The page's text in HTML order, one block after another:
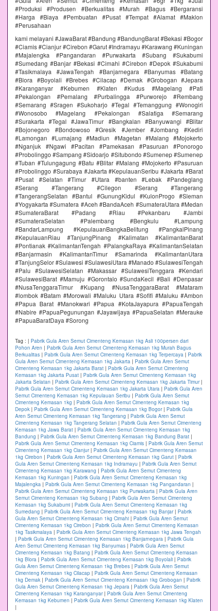
#Produksi #Produsen #Berkualitas #Murah #Bagus #Bergaransi
#Harga #Biaya #Pembuatan #Pusat #Tempat #Alamat #Maklon
#Perusahaan
kami melayani #JawaBarat #Bandung #BandungBarat #Bekasi #Bogor
#Ciamis #Cianjur #Cirebon #Garut #Indramayu #Karawang #Kuningan
#Majalengka #Pangandaran #Purwakarta #Subang #Sukabumi
#Sumedang #Banjar #Bekasi #Cimahi #Cirebon #Depok #Sukabumi
#Tasikmalaya #JawaTengah #Banjarnegara #Banyumas #Batang
#Blora #Boyolali #Brebes #Cilacap #Demak #Grobogan #Jepara
#Karanganyar #Kebumen #Klaten #Kudus #Magelang #Pati
#Pekalongan #Pemalang #Purbalingga #Purworejo #Rembang
#Semarang #Sragen #Sukoharjo #Tegal #Temanggung #Wonogiri
#Wonosobo #Magelang #Pekalongan #Salatiga #Semarang
#Surakarta #Tegal #JawaTimur #Bangkalan #Banyuwangi #Blitar
#Bojonegoro #Bondowoso #Gresik #Jember #Jombang #Kediri
#Lamongan #Lumajang #Madiun #Magetan #Malang #Mojokerto
#Nganjuk #Ngawi #Pacitan #Pamekasan #Pasuruan #Ponorogo
#Probolinggo #Sampang #Sidoarjo #Situbondo #Sumenep #Sumenep
#Tuban #Tulungagung #Batu #Blitar #Malang #Mojokerto #Pasuruan
#Probolinggo #Surabaya #Jakarta #KepulauanSeribu #Jakarta #Barat
#Pusat #Selatan #Timur #Utara #banten #Lebak #Pandeglang
#Serang #Tangerang #Cilegon #Serang #Tangerang
#TangerangSelatan #Bantul #GunungKidul #KulonProgo #Sleman
#Yogyakarta #Sumatera #Aceh #BandaAceh #SumateraUtara #Medan
#SumateraBarat #Padang #Riau #Pekanbaru #Jambi
#SumateraSelatan #Palembang #Bengkulu #Lampung
#BandarLampung #KepulauanBangkaBelitung #PangkalPinang
#KepulauanRiau #TanjungPinang #Kalimatan #KalimantanBarat
#Pontianak #KalimantanTengah #PalangkaRaya #KalimantanSelatan
#Banjarmasin #KalimantanTimur #Samarinda #KalimantanUtara
#TanjungSelor #Sulawesi #SulawesiUtara #Manado #SulawesiTengah
#Palu #SulawesiSelatan #Makassar #SulawesiTenggara #Kendari
#SulawesiBarat #Mamuju #Gorontalo #SundaKecil #Bali #Denpasar
#NusaTenggaraTimur #Kupang #NusaTenggaraBarat #Mataram
#lombok #Batam #Morowali #Maluku Utara #Sofifi #Maluku #Ambon
#Papua Barat #Manokwari #Papua #KotaJayapura #PapuaTengah
#Nabire #PapuaPegunungan #Jayawijaya #PapuaSelatan #Merauke
#PapuaBaratDaya #Sorong
Tag : | Pabrik Gula Aren Semut Cimenteng Kemasan 1kg Asli 100persen dari
Pohon Aren | Pabrik Gula Aren Semut Cimenteng Kemasan 1kg Murah Bagus
Berkualitas | Pabrik Gula Aren Semut Cimenteng Kemasan 1kg Terpercaya | Pabrik
Gula Aren Semut Cimenteng Kemasan 1kg Jakarta | Pabrik Gula Aren Semut
Cimenteng Kemasan 1kg Jakarta Barat | Pabrik Gula Aren Semut Cimenteng
Kemasan 1kg Jakarta Pusat | Pabrik Gula Aren Semut Cimenteng Kemasan 1kg
Jakarta Selatan | Pabrik Gula Aren Semut Cimenteng Kemasan 1kg Jakarta Timur|
Pabrik Gula Aren Semut Cimenteng Kemasan 1kg Jakarta Utara | Pabrik Gula Aren
Semut Cimenteng Kemasan 1kg Kepulauan Seribu | Pabrik Gula Aren Semut
Cimenteng Kemasan 1kg | Pabrik Gula Aren Semut Cimenteng Kemasan 1kg
Depok | Pabrik Gula Aren Semut Cimenteng Kemasan 1kg Bogor| Pabrik Gula
Aren Semut Cimenteng Kemasan 1kg Tangerang | Pabrik Gula Aren Semut
Cimenteng Kemasan 1kg Tangerang Selatan | Pabrik Gula Aren Semut Cimenteng
Kemasan 1kg Jawa Barat | Pabrik Gula Aren Semut Cimenteng Kemasan 1kg
Bandung | Pabrik Gula Aren Semut Cimenteng Kemasan 1kg Bandung Barat |
Pabrik Gula Aren Semut Cimenteng Kemasan 1kg Ciamis | Pabrik Gula Aren Semut
Cimenteng Kemasan 1kg Cianjur| Pabrik Gula Aren Semut Cimenteng Kemasan
1kg Cirebon | Pabrik Gula Aren Semut Cimenteng Kemasan 1kg Garut | Pabrik
Gula Aren Semut Cimenteng Kemasan 1kg Indramayu | Pabrik Gula Aren Semut
Cimenteng Kemasan 1kg Karawang | Pabrik Gula Aren Semut Cimenteng
Kemasan 1kg Kuningan | Pabrik Gula Aren Semut Cimenteng Kemasan 1kg
Majalengka | Pabrik Gula Aren Semut Cimenteng Kemasan 1kg Pangandaran |
Pabrik Gula Aren Semut Cimenteng Kemasan 1kg Purwakarta | Pabrik Gula Aren
Semut Cimenteng Kemasan 1kg Subang | Pabrik Gula Aren Semut Cimenteng
Kemasan 1kg Sukabumi | Pabrik Gula Aren Semut Cimenteng Kemasan 1kg
Sumedang | Pabrik Gula Aren Semut Cimenteng Kemasan 1kg Banjar| Pabrik
Gula Aren Semut Cimenteng Kemasan 1kg Cimahi | Pabrik Gula Aren Semut
Cimenteng Kemasan 1kg Cirebon | Pabrik Gula Aren Semut Cimenteng Kemasan
1kg Tasikmalaya | Pabrik Gula Aren Semut Cimenteng Kemasan 1kg Jawa Tengah
| Pabrik Gula Aren Semut Cimenteng Kemasan 1kg Banjarnegara | Pabrik Gula
Aren Semut Cimenteng Kemasan 1kg Banyumas | Pabrik Gula Aren Semut
Cimenteng Kemasan 1kg Batang | Pabrik Gula Aren Semut Cimenteng Kemasan
1kg Blora | Pabrik Gula Aren Semut Cimenteng Kemasan 1kg Boyolali | Pabrik
Gula Aren Semut Cimenteng Kemasan 1kg Brebes | Pabrik Gula Aren Semut
Cimenteng Kemasan 1kg Cilacap | Pabrik Gula Aren Semut Cimenteng Kemasan
1kg Demak | Pabrik Gula Aren Semut Cimenteng Kemasan 1kg Grobogan | Pabrik
Gula Aren Semut Cimenteng Kemasan 1kg Jepara | Pabrik Gula Aren Semut
Cimenteng Kemasan 1kg Karanganyar| Pabrik Gula Aren Semut Cimenteng
Kemasan 1kg Kebumen | Pabrik Gula Aren Semut Cimenteng Kemasan 1kg Klaten
|